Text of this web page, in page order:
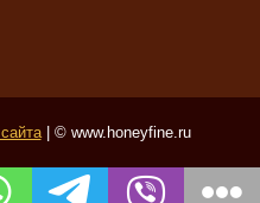
| © www.honeyfine.ru